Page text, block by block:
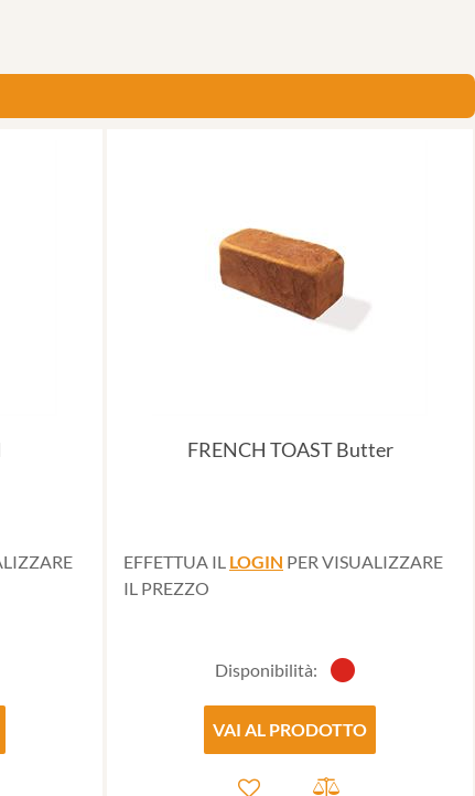
FRENCH TOAST Butter
EFFETTUA IL LOGIN PER VISUALIZZARE
IL PREZZO
Disponibilità:
VAI AL PRODOTTO